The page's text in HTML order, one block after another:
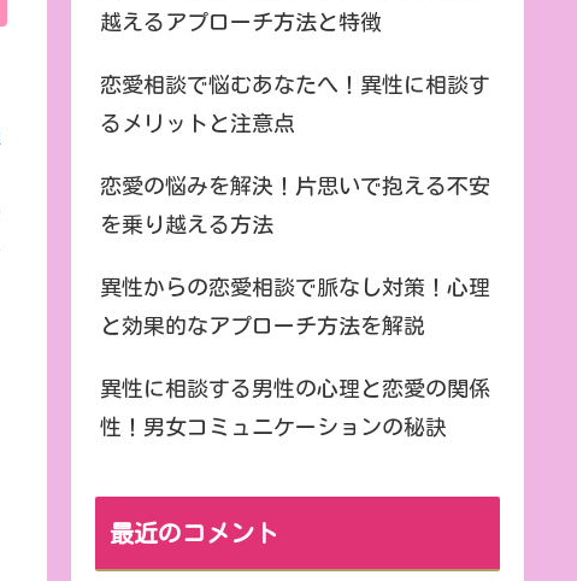
越えるアプローチ方法と特徴
恋愛相談で悩むあなたへ！異性に相談す
るメリットと注意点
恋愛の悩みを解決！片思いで抱える不安
を乗り越える方法
異性からの恋愛相談で脈なし対策！心理
と効果的なアプローチ方法を解説
異性に相談する男性の心理と恋愛の関係
性！男女コミュニケーションの秘訣
最近のコメント